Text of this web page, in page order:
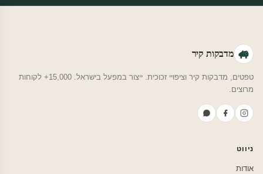
מדבקות קיר
טפטים, מדבקות קיר וציפויי זכוכית. ייצור במפעל בישראל. 15,000+ לקוחות
מרוצים.
ניווט
אודות